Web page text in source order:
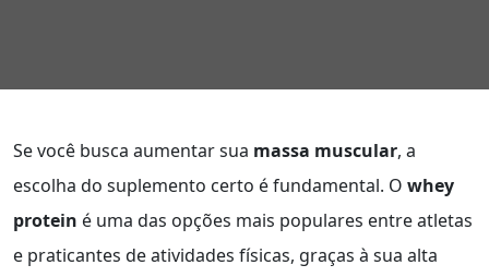
Se você busca aumentar sua massa muscular, a
escolha do suplemento certo é fundamental. O whey
protein é uma das opções mais populares entre atletas
e praticantes de atividades físicas, graças à sua alta